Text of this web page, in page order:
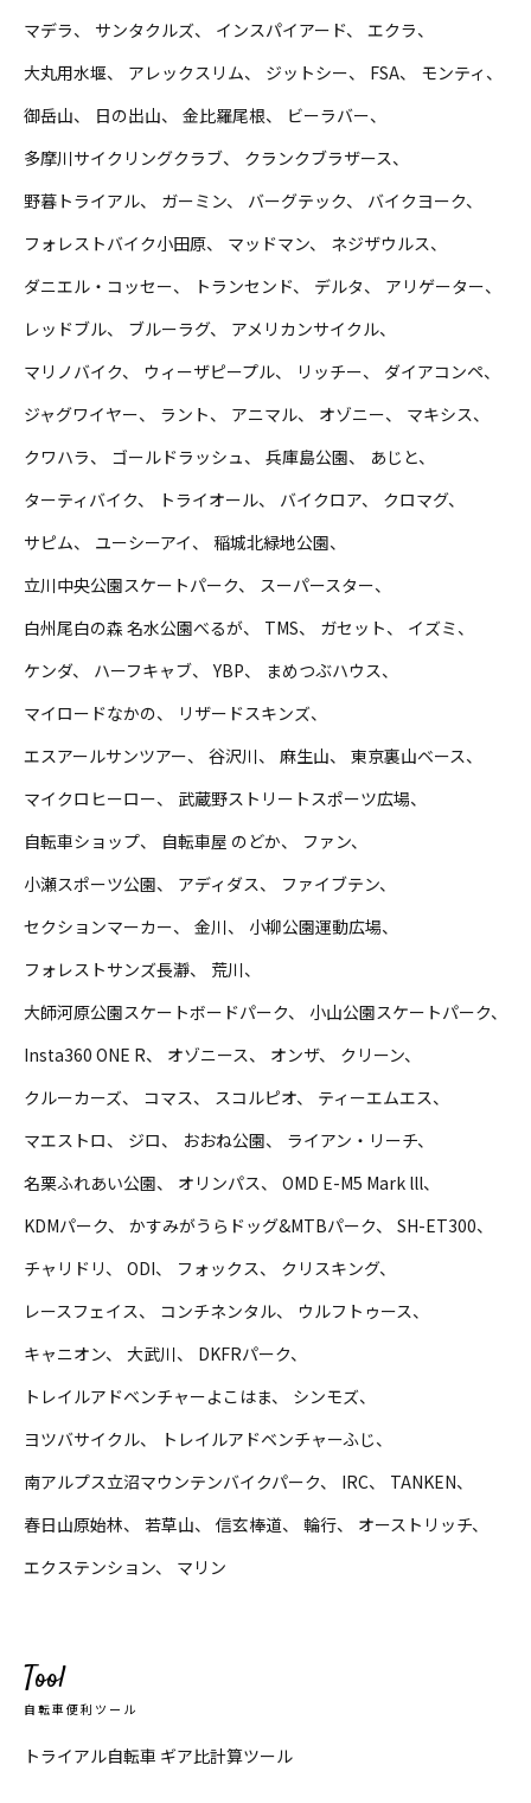
マデラ
サンタクルズ インスパイアード
エクラ
大丸用水堰
アレックスリム ジットシー FSA
モンティ
御岳山
日の出山 金比羅尾根
ビーラバー
多摩川サイクリングクラブ
クランクブラザース
野暮トライアル
ガーミン バーグテック
バイクヨーク
フォレストバイク小田原
マッドマン
ネジザウルス
ダニエル・コッセー
トランセンド デルタ
アリゲーター
レッドブル
ブルーラグ
アメリカンサイクル
マリノバイク
ウィーザピープル リッチー
ダイアコンペ
ジャグワイヤー
ラント アニマル オゾニー
マキシス
クワハラ
ゴールドラッシュ 兵庫島公園
あじと
ターティバイク
トライオール バイクロア
クロマグ
サピム
ユーシーアイ
稲城北緑地公園
立川中央公園スケートパーク
スーパースター
白州尾白の森 名水公園べるが
TMS ガセット
イズミ
ケンダ
ハーフキャブ YBP
まめつぶハウス
マイロードなかの
リザードスキンズ
エスアールサンツアー
谷沢川 麻生山
東京裏山ベース
マイクロヒーロー
武蔵野ストリートスポーツ広場
自転車ショップ
自転車屋 のどか
ファン
小瀬スポーツ公園
アディダス
ファイブテン
セクションマーカー
金川
小柳公園運動広場
フォレストサンズ長瀞
荒川
大師河原公園スケートボードパーク
小山公園スケートパーク
Insta360 ONE R
オゾニース オンザ
クリーン
クルーカーズ
コマス スコルピオ
ティーエムエス
マエストロ
ジロ おおね公園
ライアン・リーチ
名栗ふれあい公園
オリンパス
OMD E-M5 Mark lll
KDMパーク
かすみがうらドッグ&MTBパーク
SH-ET300
チャリドリ
ODI フォックス
クリスキング
レースフェイス
コンチネンタル
ウルフトゥース
キャニオン
大武川
DKFRパーク
トレイルアドベンチャーよこはま
シンモズ
ヨツバサイクル
トレイルアドベンチャーふじ
南アルプス立沼マウンテンバイクパーク
IRC
TANKEN
春日山原始林
若草山 信玄棒道 輪行
オーストリッチ
エクステンション
マリン
Tool
自転車便利ツール
トライアル自転車 ギア比計算ツール